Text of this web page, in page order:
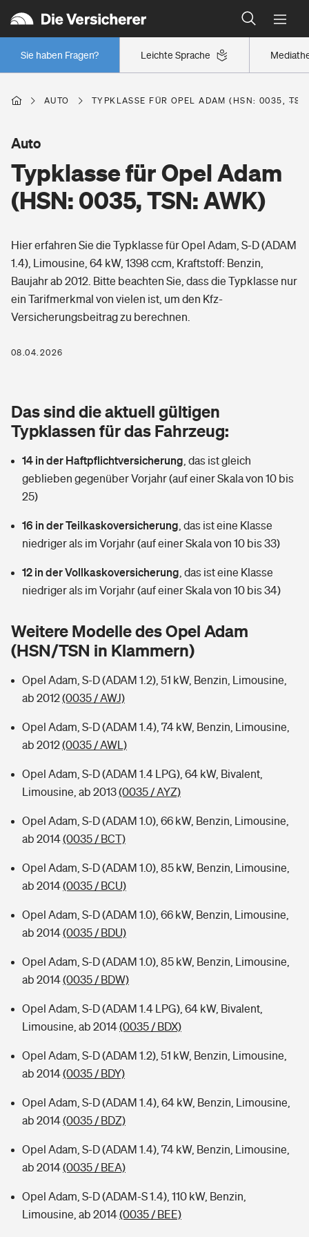
Leichte Sprache
Sie haben Fragen?
Wer versichert was: Jetzt Versicherer finden
Regionalklassen: So ist Ihre Region eingestuft
Wer versichert was: Jetzt Versicherer finden
Berufsunfähigkeitsversicherung
Erwerbsunfähigkeitsversicherung
Grundfähigkeitsversicherung
Arbeitsrechtsschutz
Berufshaftpflichtversicherung
Zur Übersicht
Tools
Wer versichert was: Jetzt Versicherer finden
Sie haben Fragen?
Wohnen
Glasversicherung
Mietkautionsversicherung
Restkreditversicherung
Hochwasser-Check: Wie gefährdet ist Ihr Haus?
Wer versichert was: Jetzt Versicherer finden
Sie haben Fragen?
Freizeit
Pri­vate Haft­pflicht­
Kinderunfall­ver­si­che­rung
Kinderinvalidität
Hundehalter-Haftpflicht
Private Cyberversicherung
Musikinstrumentenversicherung
Zur Übersicht
Tools
Kinderunfall-Check: Mehr Sicherheit für deine Kids
Sie haben Fragen?
Gesundheit
Private Krankenversicherung
Dread-Disease-Versicherung
Tierkrankenversicherung
Zur Übersicht
Tools
Wer versichert was: Jetzt Versicherer finden
Sie haben Fragen?
Rentenrechner: Wie viel Geld bekomme ich im Alter?
AUTO TYPKLASSE FÜR OPEL ADAM (HSN: 0035,
Typklasse für Opel Adam
(HSN: 0035, TSN: AWK)
Auto
Hier erfahren Sie die Typklasse für Opel Adam, S-D (ADAM
1.4), Limousine, 64 kW, 1398 ccm, Kraftstoff: Benzin,
Baujahr ab 2012. Bitte beachten Sie, dass die Typklasse nur
ein Tarifmerkmal von vielen ist, um den Kfz-
Versicherungsbeitrag zu berechnen.
08.04.2026
Das sind die aktuell gültigen
Typklassen für das Fahrzeug:
14 in der Haftpflichtversicherung das ist gleich
geblieben gegenüber Vorjahr (auf einer Skala von 10 bis
25)
16 in der Teilkaskoversicherung das ist eine Klasse
niedriger als im Vorjahr (auf einer Skala von 10 bis 33)
12 in der Vollkaskoversicherung das ist eine Klasse
niedriger als im Vorjahr (auf einer Skala von 10 bis 34)
Weitere Modelle des Opel Adam
(HSN/TSN in Klammern)
Opel Adam, S-D (ADAM 1.2), 51 kW, Benzin, Limousine,
ab 2012(0035 / AWJ)
Opel Adam, S-D (ADAM 1.4), 74 kW, Benzin, Limousine,
ab 2012(0035 / AWL)
Opel Adam, S-D (ADAM 1.4 LPG), 64 kW, Bivalent,
Limousine, ab 2013(0035 / AYZ)
Opel Adam, S-D (ADAM 1.0), 66 kW, Benzin, Limousine,
ab 2014(0035 / BCT)
Opel Adam, S-D (ADAM 1.0), 85 kW, Benzin, Limousine,
ab 2014(0035 / BCU)
Opel Adam, S-D (ADAM 1.0), 66 kW, Benzin, Limousine,
ab 2014(0035 / BDU)
Opel Adam, S-D (ADAM 1.0), 85 kW, Benzin, Limousine,
ab 2014(0035 / BDW)
Opel Adam, S-D (ADAM 1.4 LPG), 64 kW, Bivalent,
Limousine, ab 2014(0035 / BDX)
Opel Adam, S-D (ADAM 1.2), 51 kW, Benzin, Limousine,
ab 2014(0035 / BDY)
Opel Adam, S-D (ADAM 1.4), 64 kW, Benzin, Limousine,
ab 2014(0035 / BDZ)
Opel Adam, S-D (ADAM 1.4), 74 kW, Benzin, Limousine,
ab 2014(0035 / BEA)
Opel Adam, S-D (ADAM-S 1.4), 110 kW, Benzin,
Limousine, ab 2014(0035 / BEE)